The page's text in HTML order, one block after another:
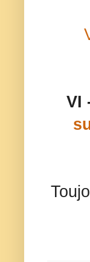
VI